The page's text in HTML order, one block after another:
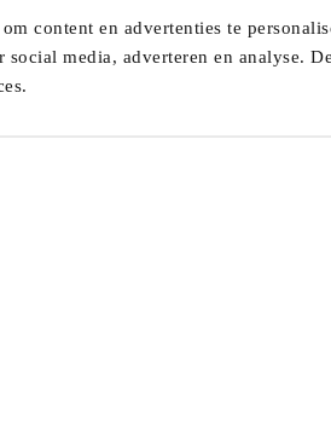
content en advertenties te
social media, adverteren en analyse.